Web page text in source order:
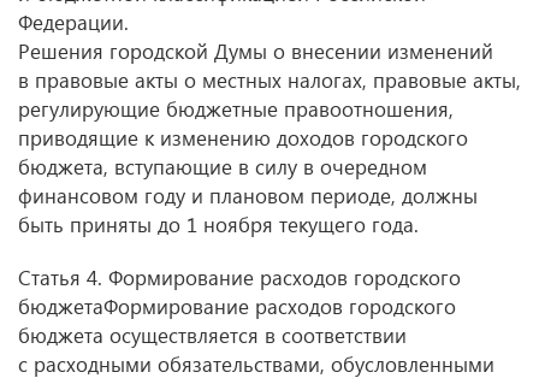
Федерации.
Решения городской Думы о внесении изменений
в правовые акты о местных налогах, правовые акты,
регулирующие бюджетные правоотношения,
приводящие к изменению доходов городского
бюджета, вступающие в силу в очередном
финансовом году и плановом периоде, должны
быть приняты до 1 ноября текущего года.
Статья 4. Формирование расходов городского
бюджетаФормирование расходов городского
бюджета осуществляется в соответствии
с расходными обязательствами, обусловленными